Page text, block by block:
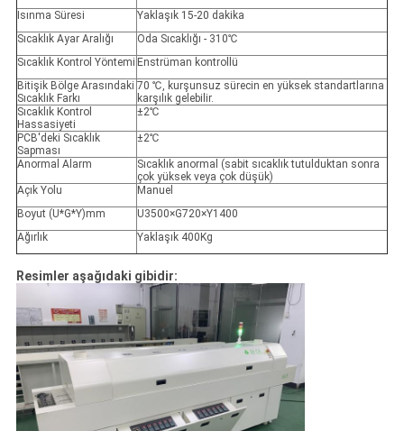
Isınma Süresi
Yaklaşık 15-20 dakika
Sıcaklık Ayar Aralığı
Oda Sıcaklığı - 310℃
Sıcaklık Kontrol Yöntemi Enstrüman kontrollü
Bitişik Bölge Arasındaki
Sıcaklık Farkı
70 ℃, kurşunsuz sürecin en yüksek standartlarına
karşılık gelebilir.
Sıcaklık Kontrol
Hassasiyeti
±2℃
PCB'deki Sıcaklık
Sapması
±2℃
Anormal Alarm
Sıcaklık anormal (sabit sıcaklık tutulduktan sonra
çok yüksek veya çok düşük)
Açık Yolu
Manuel
Boyut (U*G*Y)mm
U3500×G720×Y1400
Ağırlık
Yaklaşık 400Kg
Resimler aşağıdaki gibidir: